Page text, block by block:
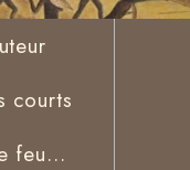
courts
feu...